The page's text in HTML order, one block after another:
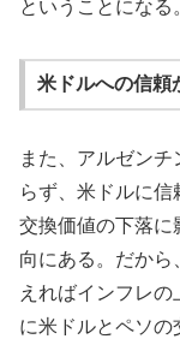
ということになる
米ドルへの信頼
また、アルゼン
らず、米ドルに
交換価値の下落に
向にある。だから
えればインフレ
に米ドルとペソの